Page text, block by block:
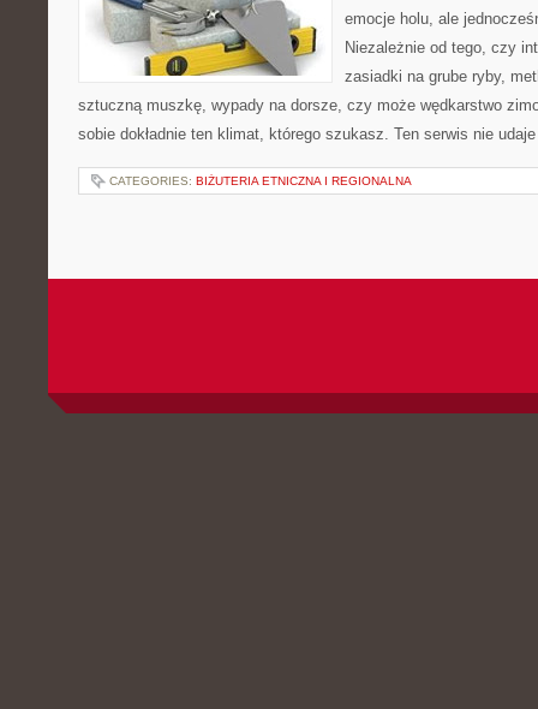
emocje holu, ale
Niezależnie od tego, czy
zasiadki na grube ryby,
sztuczną muszkę, wypady na dorsze, czy może wędkarstwo
sobie dokładnie ten klimat, którego szukasz. Ten serwis nie
CATEGORIES: BIŻUTERIA ETNICZNA I REGIONALNA